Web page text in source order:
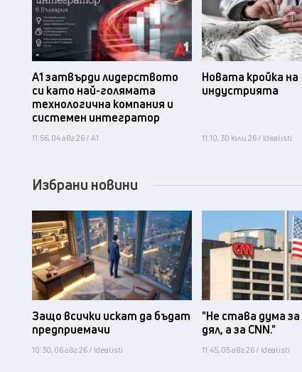
А1 затвърди лидерството
си като най-голямата
технологична компания и
системен интегратор
11:56, 04 авг 26 / А1
Новата кройка на
индустрията
11:10, 30 юли 26 / Idealisti
Избрани новини
Защо всички искат да бъдат
предприемачи
10:30, 06 авг 26 / Idealisti
"Не става дума за
дял, а за CNN."
11:45, 05 авг 26 / Idealisti